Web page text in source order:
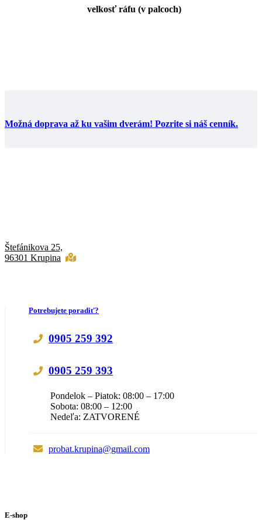
velkosť ráfu (v palcoch)
Možná doprava až ku vašim dverám! Pozrite si náš cenník.
Štefánikova 25,
96301 Krupina
Potrebujete poradiť?
0905 259 392
0905 259 393
Pondelok – Piatok: 08:00 – 17:00
Sobota: 08:00 – 12:00
Nedeľa: ZATVORENÉ
probat.krupina@gmail.com
E-shop